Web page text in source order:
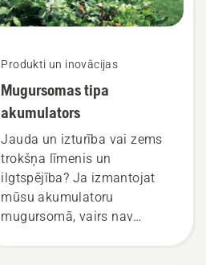
Produkti un inovācijas
Mugursomas tipa
akumulators
Jauda un izturība vai zems
trokšņa līmenis un
ilgtspējība? Ja izmantojat
mūsu akumulatoru
mugursomā, vairs nav